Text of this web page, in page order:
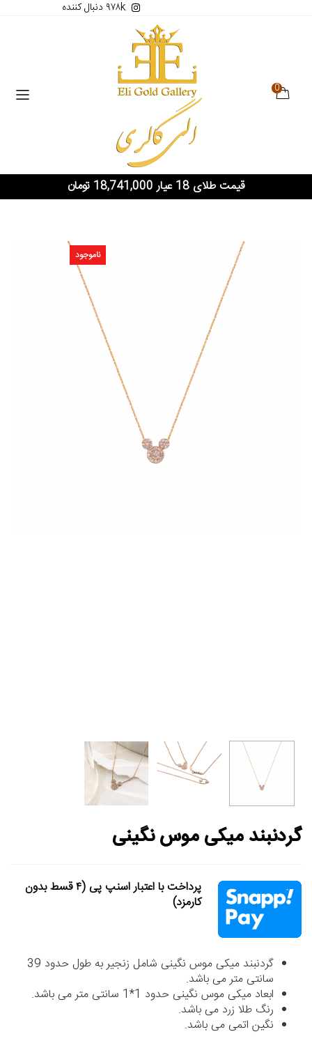
۹۷۸k دنبال کننده
0
قیمت طلای 18 عیار 18,741,000 تومان
ناموجود
گردنبند میکی موس نگینی
پرداخت با اعتبار اسنپ پی (۴ قسط بدون
کارمزد)
گردنبند میکی موس نگینی شامل زنجیر به طول حدود 39
سانتی متر می باشد.
ابعاد میکی موس نگینی حدود 1*1 سانتی متر می باشد.
رنگ طلا زرد می باشد.
نگین اتمی می باشد.